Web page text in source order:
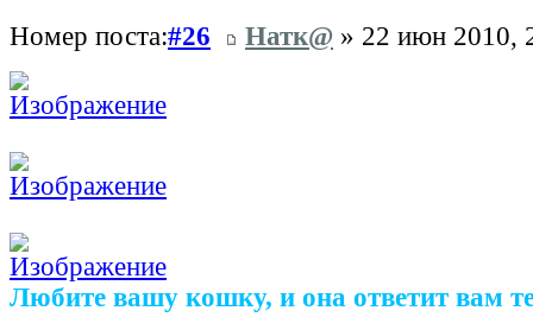
Номер поста:#26 Натк@ » 22 июн 2010,
Любите вашу кошку, и она ответит вам